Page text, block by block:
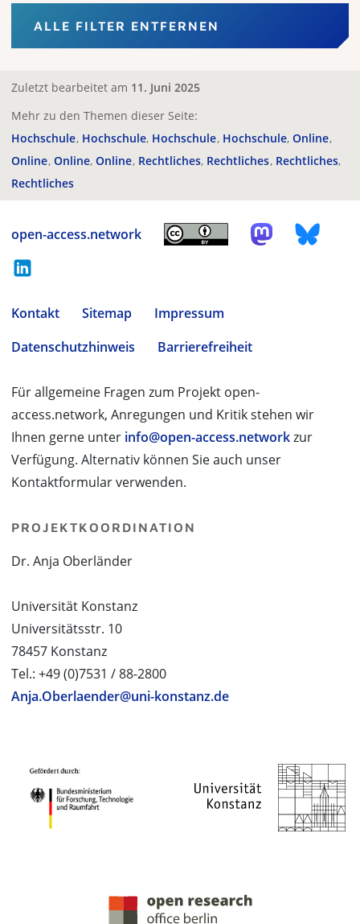
ALLE FILTER ENTFERNEN
Zuletzt bearbeitet am 11. Juni 2025
Mehr zu den Themen dieser Seite:
Hochschule Hochschule Hochschule Hochschule Online
Online Online Online Rechtliches Rechtliches Rechtliches
Rechtliches
open-access.network
Kontakt Sitemap
Impressum
Datenschutzhinweis
Barrierefreiheit
Für allgemeine Fragen zum Projekt open-
access.network, Anregungen und Kritik stehen wir
Ihnen gerne unter info@open-access.networkzur
Verfügung. Alternativ können Sie auch unser
Kontaktformular verwenden.
PROJEKTKOORDINATION
Dr. Anja Oberländer
Universität Konstanz
Universitätsstr. 10
78457 Konstanz
Tel.: +49 (0)7531 / 88-2800
Anja.Oberlaender@uni-konstanz.de